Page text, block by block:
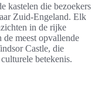
kastelen die bezoekers
Zuid-Engeland. Elk
in de rijke
de meest opvallende
Castle, die
betekenis.